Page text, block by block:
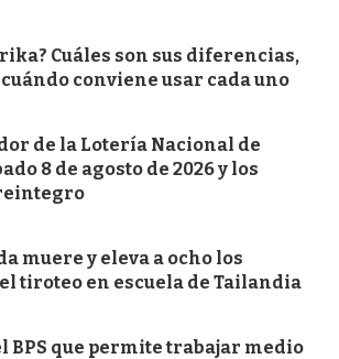
Cuáles son sus diferencias,
conviene usar cada uno
de la Lotería Nacional de
8 de agosto de 2026 y los
muere y eleva a ocho los
tiroteo en escuela de Tailandia
BPS que permite trabajar medio